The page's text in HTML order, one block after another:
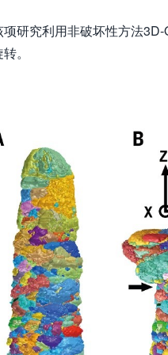
项研究利用非破坏性方法
。